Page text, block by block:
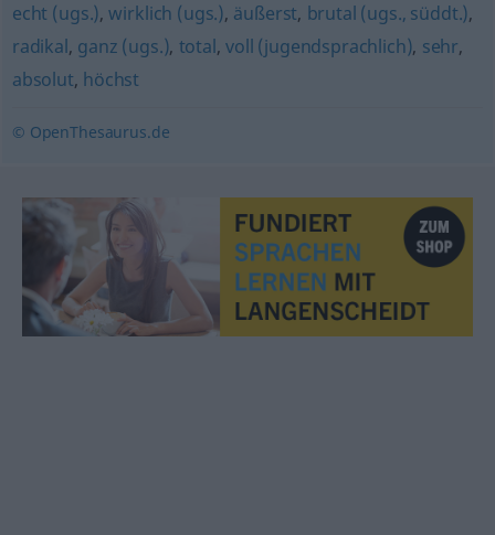
echt (ugs.),wirklich (ugs.), äußerst, brutal (ugs., süddt.),
radikal, ganz (ugs.), total,voll (jugendsprachlich), sehr,
absolut, höchst
© OpenThesaurus.de